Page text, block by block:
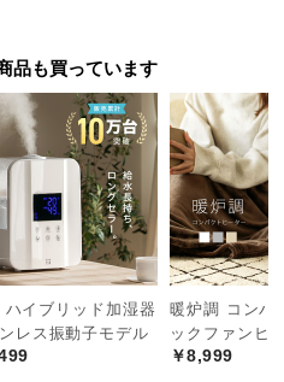
品も買っています
イブリッド加湿器
レス振動子モデル
暖炉調 コンパ
ックファンヒ
￥8,999